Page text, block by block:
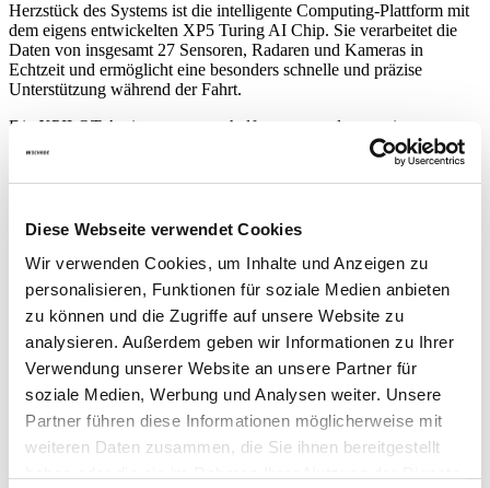
Diese Webseite verwendet Cookies
Wir verwenden Cookies, um Inhalte und Anzeigen zu
personalisieren, Funktionen für soziale Medien anbieten
zu können und die Zugriffe auf unsere Website zu
analysieren. Außerdem geben wir Informationen zu Ihrer
Verwendung unserer Website an unsere Partner für
soziale Medien, Werbung und Analysen weiter. Unsere
Partner führen diese Informationen möglicherweise mit
weiteren Daten zusammen, die Sie ihnen bereitgestellt
Herzstück des Systems ist die intelligente Computing-Plattform mit
dem eigens entwickelten XP5 Turing AI Chip. Sie verarbeitet die
Daten von insgesamt 27 Sensoren, Radaren und Kameras in
Echtzeit und ermöglicht eine besonders schnelle und präzise
Unterstützung während der Fahrt.
Die XPILOT Assistenzsysteme helfen unter anderem mit
Notbrems-, Spurwechsel- und Totwinkelassistent,
Querverkehrswarnung. Gleichzeitig sorgt die serienmäßige
und agiles Manövrieren. Für ein hohes Maß an Schutz sorgen
ultrahochfestem Stahl sowie ein mehrschichtiger Batterieschutz.
Unsere XPENG Experten
ROBERT DANZ